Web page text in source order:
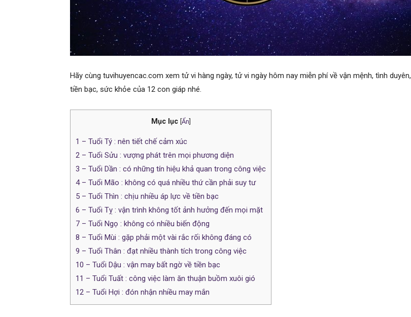
Hãy cùng tuvihuyencac.com xem tử vi hàng ngày, tử vi ngày hôm nay miễn phí về vận mệnh, tình duyên,
tiền bạc, sức khỏe của 12 con giáp nhé.
Mục lục Ẩn
1 – Tuổi Tý : nên tiết chế cảm xúc
2 – Tuổi Sửu : vượng phát trên mọi phương diện
3 – Tuổi Dần : có những tín hiệu khả quan trong công việc
4– Tuổi Mão : không có quá nhiều thứ cần phải suy tư
5 – Tuổi Thìn : chịu nhiều áp lực về tiền bạc
6 – Tuổi Tỵ : vận trình không tốt ảnh hưởng đến mọi mặt
7 – Tuổi Ngọ : không có nhiều biến động
8 – Tuổi Mùi : gặp phải một vài rắc rối không đáng có
9 – Tuổi Thân : đạt nhiều thành tích trong công việc
10 – Tuổi Dậu : vận may bất ngờ về tiền bạc
11 – Tuổi Tuất : công việc làm ăn thuận buồm xuôi gió
12 – Tuổi Hợi : đón nhận nhiều may mắn